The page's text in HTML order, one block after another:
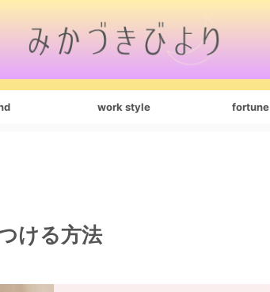
work style fortune
ける方法